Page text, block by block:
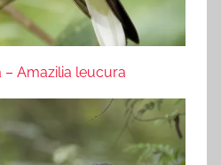
– Amazilia leucura